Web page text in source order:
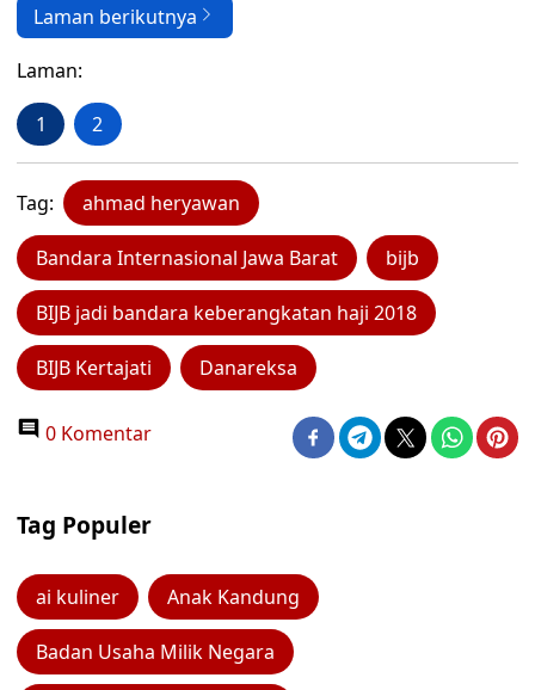
Laman berikutnya
Laman:
1 2
Tag: ahmad heryawan
Bandara Internasional Jawa Barat bijb
BIJB jadi bandara keberangkatan haji 2018
BIJB Kertajati Danareksa
0 Komentar
Tag Populer
ai kuliner Anak Kandung
Badan Usaha Milik Negara